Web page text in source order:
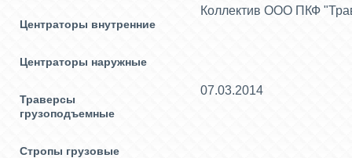
Центраторы внутренние
Центраторы наружные
Траверсы
грузоподъемные
Стропы грузовые
Коллектив ООО ПКФ
07.03.2014